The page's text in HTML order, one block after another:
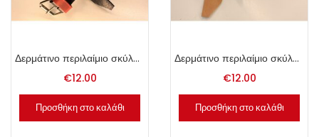
Δερμάτινο περιλαίμιο σκύλου 3.5x60cm μαύρο.
€12.00
Προσθήκη στο καλάθι
Δερμάτινο περιλαίμιο σκύλου 3.5x60cm φυσικό.
€12.00
Προσθήκη στο καλάθι